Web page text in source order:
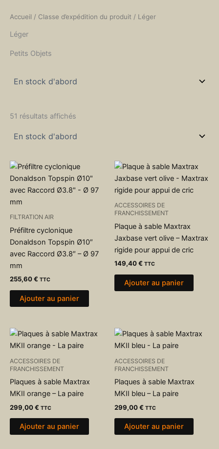
Accueil / Classe d’expédition du produit / Léger
Léger
Petits Objets
51 résultats affichés
FILTRATION AIR
Préfiltre cyclonique
Donaldson Topspin Ø10″
avec Raccord Ø3.8″ – Ø 97
mm
255,60€ TTC
Ajouter au panier
ACCESSOIRES DE
FRANCHISSEMENT
Plaque à sable Maxtrax
Jaxbase vert olive – Maxtrax
rigide pour appui de cric
149,40€ TTC
Ajouter au panier
ACCESSOIRES DE
FRANCHISSEMENT
Plaques à sable Maxtrax
MKII orange – La paire
299,00€ TTC
Ajouter au panier
ACCESSOIRES DE
FRANCHISSEMENT
Plaques à sable Maxtrax
MKII bleu – La paire
299,00€ TTC
Ajouter au panier